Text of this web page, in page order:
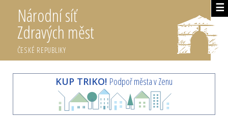
☰
Národní síť
Zdravých měst
ČESKÉ REPUBLIKY
KUP TRIKO! Podpoř města v Zenu